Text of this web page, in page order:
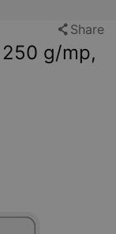
Share
250 g/mp,